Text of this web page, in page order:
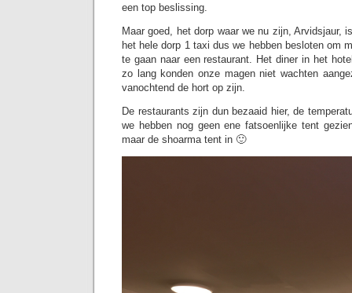
een top beslissing.
Maar goed, het dorp waar we nu zijn, Arvidsjaur,
het hele dorp 1 taxi dus we hebben besloten om
te gaan naar een restaurant. Het diner in het
zo lang konden onze magen niet wachten
vanochtend de hort op zijn.
De restaurants zijn dun bezaaid hier, de
we hebben nog geen ene fatsoenlijke tent
maar de shoarma tent in 🙂